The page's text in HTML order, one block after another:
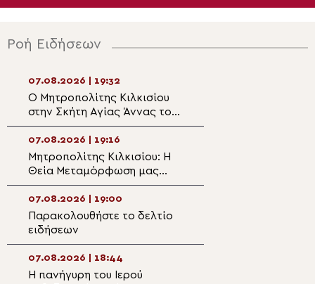
Ροή Ειδήσεων
07.08.2026 | 19:32
Ο Μητροπολίτης Κιλκισίου
στην Σκήτη Αγίας Άννας του
Αγίου Όρους
07.08.2026 | 19:16
Μητροπολίτης Κιλκισίου: Η
Θεία Μεταμόρφωση μας
καλεί να μεταμορφώσουμε
τη ζωή μας
07.08.2026 | 19:00
Παρακολουθήστε το δελτίο
ειδήσεων
07.08.2026 | 18:44
Η πανήγυρη του Ιερού